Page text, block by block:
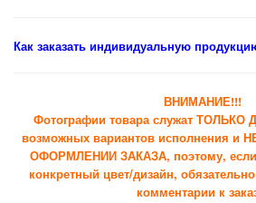
Как заказать индивидуальную
ВНИМАНИЕ!!!
Фотографии товара служат
возможных вариантов исполнения
ОФОРМЛЕНИИ ЗАКАЗА, поэтому, если
конкретный цвет/дизайн,
комментарии к